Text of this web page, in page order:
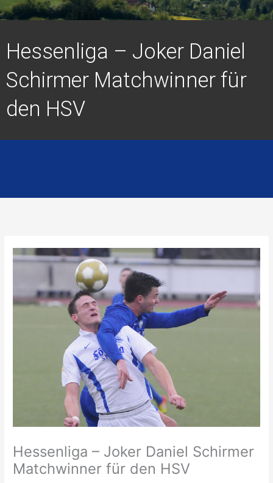
Hessenliga – Joker Daniel
Schirmer Matchwinner für
den HSV
Hessenliga – Joker Daniel Schirmer
Matchwinner für den HSV